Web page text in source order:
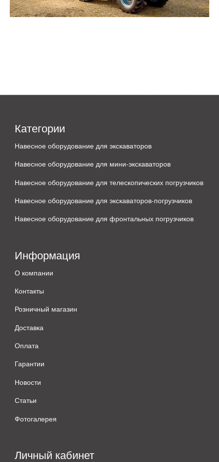
Категории
Навесное оборудование для экскаваторов
Навесное оборудование для мини-экскаваторов
Навесное оборудование для телескопических погрузчиков
Навесное оборудование для экскаваторов-погрузчиков
Навесное оборудование для фронтальных погрузчиков
Информация
О компании
Контакты
Розничный магазин
Доставка
Оплата
Гарантии
Новости
Статьи
Фотогалерея
Личный кабинет